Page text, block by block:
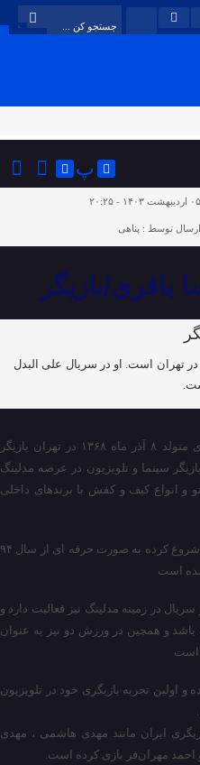
پ
۰۵ اردیبهشت ۱۴۰۳ - ۲۰:۲۵
ارسال توسط : پناهی
باقری/بازیگر
مهسا باقری بازیگر متولد 8 آذر ماه سال 1368 در تهران است. او در سریال علی البدل
به گزارش پایگاه خبری شباویز،مهسا باقری متولد ۸ آذر ماه ۱۳۶۸ در تهران بازیگر
سینما و تلویزیون در عرصه مدلینگ
و انواع کیف و کفش با برندهای داخلی
خانم باقری فعالیت بازیگری خود را از تئاتر شروع کرده به صورت حرفه ای از سال ۹۴
شده است
در زمینه مدلینگ نیز فعالیت دارد و
باشد و همچین در ورزش دو نیز به عنوان
است
کرده و اولین تجربه بازیگری خود در تلویزیون
ایران مانند مهدی هاشمی ، مهدی
احمد مهران‌فر بازی کرده است.